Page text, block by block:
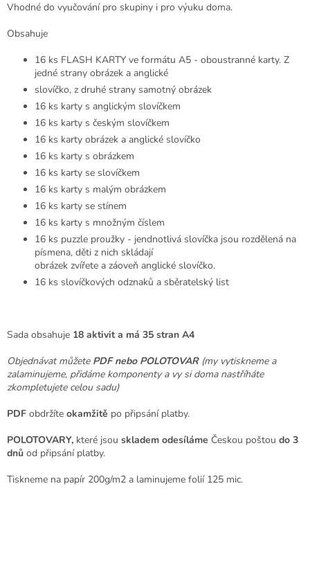
Vhodné do vyučování pro skupiny i pro výuku doma.
Obsahuje
16 ks FLASH KARTY ve formátu A5 - oboustranné karty. Z
jedné strany obrázek a anglické
slovíčko, z druhé strany samotný obrázek
16 ks karty s anglickým slovíčkem
16 ks karty s českým slovíčkem
16 ks karty obrázek a anglické slovíčko
16 ks karty s obrázkem
16 ks karty se slovíčkem
16 ks karty s malým obrázkem
16 ks karty se stínem
16 ks karty s množným číslem
16 ks puzzle proužky - jendnotlivá slovíčka jsou rozdělená na
písmena, děti z nich skládají
obrázek zvířete a záoveň anglické slovíčko.
16 ks slovíčkových odznaků a sběratelský list
Sada obsahuje 18 aktivit a má 35 stran A4
Objednávat můžete PDF nebo POLOTOVAR (my vytiskneme a
zalaminujeme, přidáme komponenty a vy si doma nastříháte
zkompletujete celou sadu)
PDF obdržíte okamžitě po připsání platby.
POLOTOVARY, které jsou skladem odesíláme Českou poštou do 3
dnů od připsání platby.
Tiskneme na papír 200g/m2 a laminujeme folií 125 mic.